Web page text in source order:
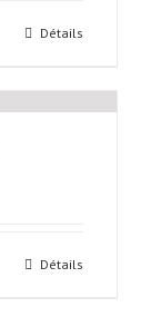
Détails
Détails